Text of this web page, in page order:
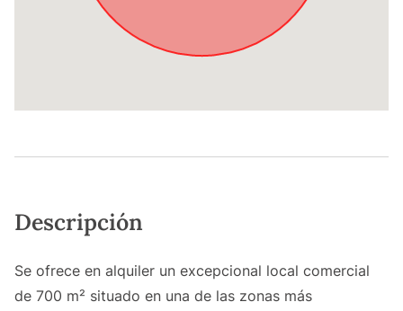
Descripción
Se ofrece en alquiler un excepcional local comercial
de 700 m² situado en una de las zonas más